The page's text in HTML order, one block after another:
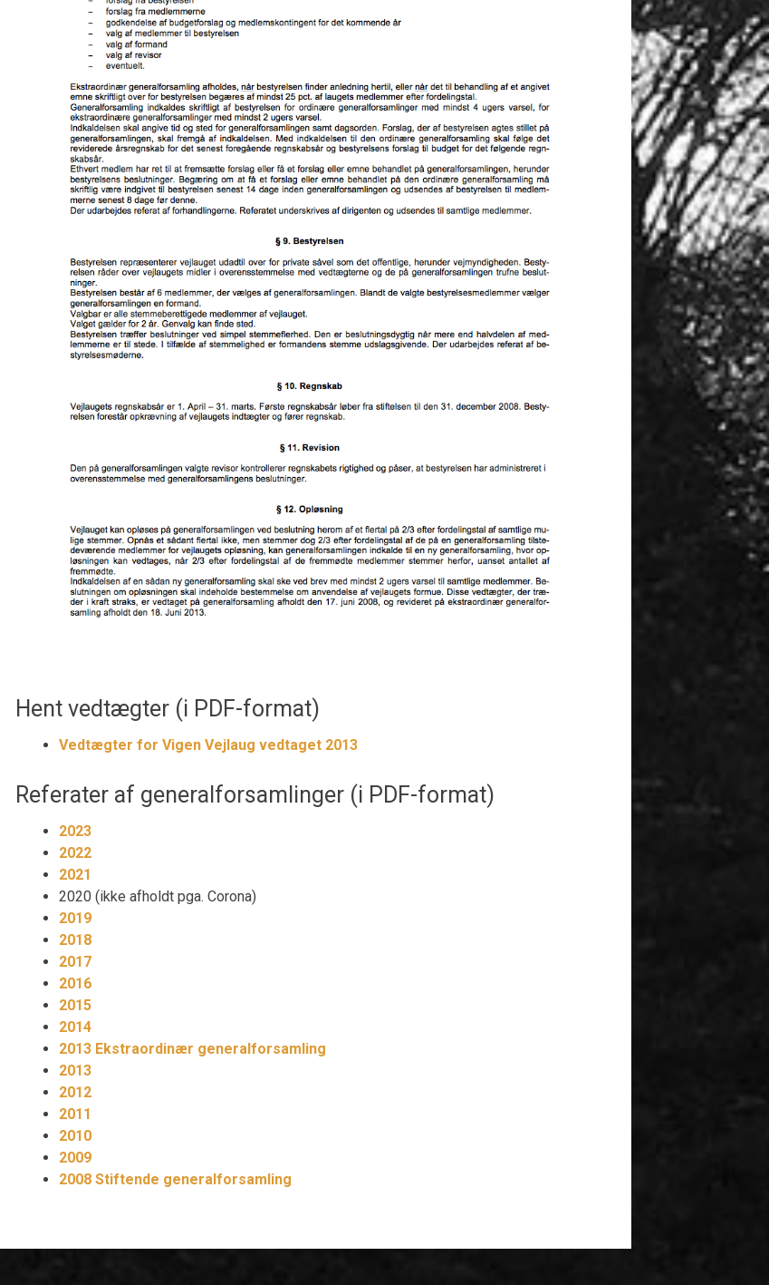
Hent vedtægter (i PDF-format)
Vedtægter for Vigen Vejlaug vedtaget 2013
Referater af generalforsamlinger (i PDF-format)
2023
2022
2021
2020 (ikke afholdt pga. Corona)
2019
2018
2017
2016
2015
2014
2013 Ekstraordinær generalforsamling
2013
2012
2011
2010
2009
2008 Stiftende generalforsamling